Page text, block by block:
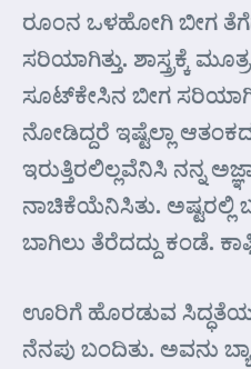
ರೂಂನ ಒಳಹೋಗಿ ಬೀಗ
ಸರಿಯಾಗಿತ್ತು. ಶಾಸ್ತ್ರಕ್ಕೆ
ಸೂಟ್‌ಕೇಸಿನ ಬೀಗ
ನೋಡಿದ್ದರೆ ಇಷ್ಟೆಲ್ಲಾ
ಇರುತ್ತಿರಲಿಲ್ಲವೆನಿಸಿ ನನ್ನ
ನಾಚಿಕೆಯೆನಿಸಿತು. ಅಷ್ಟರಲ್ಲಿ
ಬಾಗಿಲು ತೆರೆದದ್ದು ಕಂಡೆ.
ಊರಿಗೆ ಹೊರಡುವ
ನೆನಪು ಬಂದಿತು. ಅವನು